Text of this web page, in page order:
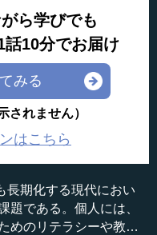
ら学びでも
10分でお届け
みる
されません）
はこちら
長期化する現代におい
題である。個人には、
めのリテラシーや教